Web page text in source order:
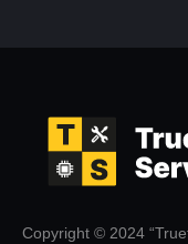
Copyright © 2024